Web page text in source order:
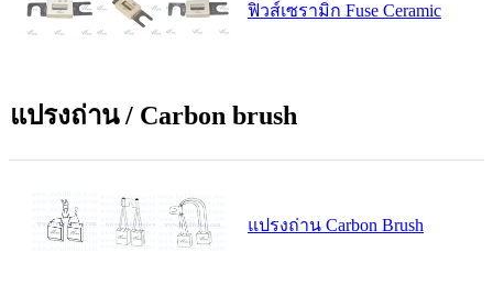
ฟิวส์เซรามิก Fuse Ceramic
แปรงถ่าน / Carbon brush
แปรงถ่าน Carbon Brush